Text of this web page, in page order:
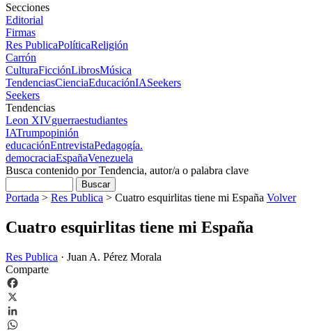
Secciones
Editorial
Firmas
Res PublicaPolíticaReligión
Carrón
CulturaFicciónLibrosMúsica
TendenciasCienciaEducaciónIASeekers
Seekers
Tendencias
Leon XIVguerraestudiantes
IATrumpopinión
educaciónEntrevistaPedagogía.
democraciaEspañaVenezuela
Busca contenido por Tendencia, autor/a o palabra clave
Portada > Res Publica > Cuatro esquirlitas tiene mi España Volver
Cuatro esquirlitas tiene mi España
Res Publica · Juan A. Pérez Morala
Comparte
Facebook
X
LinkedIn